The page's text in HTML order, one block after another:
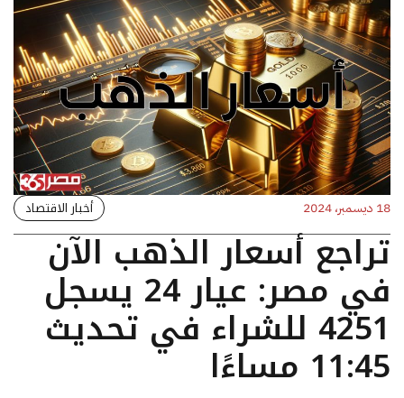
18 ديسمبر، 2024 أخبار الاقتصاد
تراجع أسعار الذهب الآن
في مصر: عيار 24 يسجل
4251 للشراء في تحديث
11:45 مساءًا